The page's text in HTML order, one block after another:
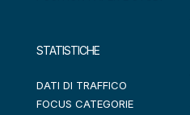
STATISTICHE
DATI DI TRAFFICO
FOCUS CATEGORIE